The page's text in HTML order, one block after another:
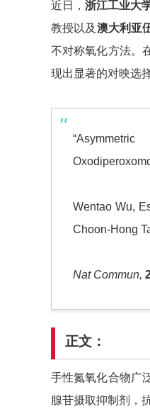
近日，浙江工业大
教授以及 澳大利亚
不对称氧化方法。
现出显著的对映选
Wentao Wu,
Choon-Hong
Nat Commun,
正文：
手性氮氧化合物广
腺苷摄取抑制剂，